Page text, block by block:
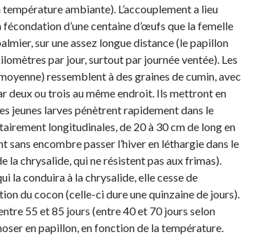
ambiante). L’accouplement a lieu
d’une centaine d’œufs que la femelle
sur une assez longue distance (le papillon
par jour, surtout par journée ventée). Les
ressemblent à des graines de cumin, avec
deux ou trois au même endroit. Ils mettront en
jeunes larves pénètrent rapidement dans le
longitudinales, de 20 à 30 cm de long en
sans encombre passer l’hiver en léthargie dans le
la chrysalide, qui ne résistent pas aux frimas).
la conduira à la chrysalide, elle cesse de
du cocon (celle-ci dure une quinzaine de jours).
55 et 85 jours (entre 40 et 70 jours selon
en papillon, en fonction de la température.